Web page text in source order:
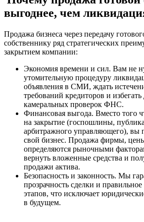
выгоднее, чем
Продажа бизнеса через передачу
собственнику ряд стратегических
закрытием компании:
Экономия времени и сил. Вам не
утомительную процедуру
объявления в СМИ, ждать
требований кредиторов и
камеральных проверок ФНС.
Финансовая выгода. Вместо того
на закрытие (госпошлины,
арбитражного управляющего), вы
свой бизнес. Продажа фирмы,
определяются рыночными
вернуть вложенные средства и
продажи актива.
Безопасность и законность. Мы
прозрачность сделки и
этапов, что исключает
в будущем.